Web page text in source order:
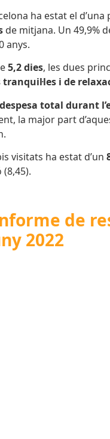
ha estat el d’una
de mitjana. Un 49,9%
anys.
5,2 dies, les dues
tranquil·les i de
total durant
la major part
visitats ha estat d’un
de
2022